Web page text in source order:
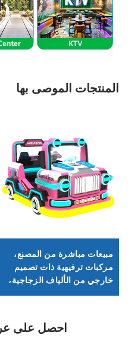
المنتجات الموصى بها
مبيعات مباشرة من المصنع،
مركبات ترفيهية ذات تصميم
خارجي من الألياف الزجاجية،
داخلي وخارجياحصل على